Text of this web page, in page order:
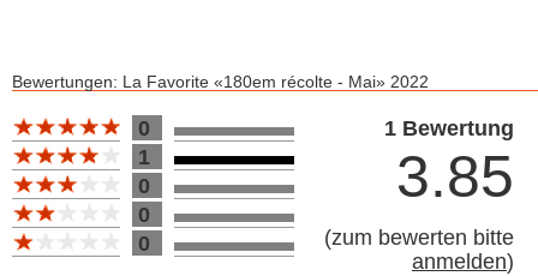
Bewertungen: La Favorite «180em récolte - Mai» 2022
Bewertung 100
1
0
0
0
1 Bewertung
3.85
(zum bewerten bitte
anmelden)